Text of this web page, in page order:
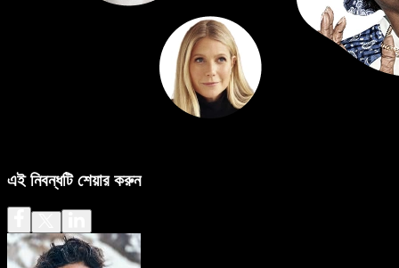
এই নিবন্ধটি শেয়ার করুন